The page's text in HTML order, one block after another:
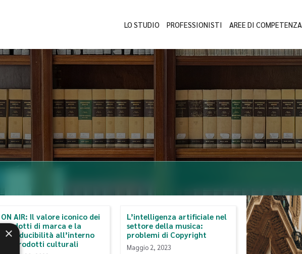
LO STUDIO PROFESSIONISTI AREE DI COMPETENZA
ON AIR: Il valore iconico dei
prodotti di marca e la
riproducibilità all’interno
dei prodotti culturali
L’intelligenza artificiale nel
settore della musica:
problemi di Copyright
Maggio 2, 2023
×